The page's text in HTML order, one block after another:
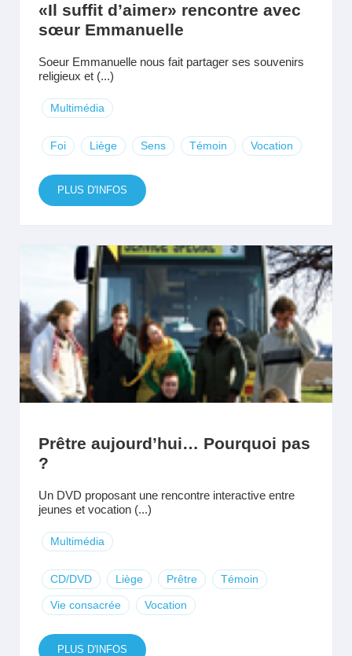
«Il suffit d’aimer» rencontre avec
sœur Emmanuelle
Soeur Emmanuelle nous fait partager ses souvenirs
religieux et (...)
Multimédia
Foi Liège Sens Témoin Vocation
PLUS D'INFOS
Prêtre aujourd’hui… Pourquoi pas
?
Un DVD proposant une rencontre interactive entre
jeunes et vocation (...)
Multimédia
CD/DVD Liège Prêtre Témoin
Vie consacrée Vocation
PLUS D'INFOS